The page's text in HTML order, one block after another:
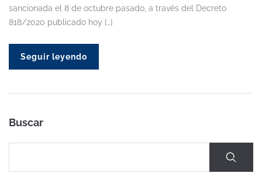
sancionada el 8 de octubre pasado, a través del Decreto
818/2020 publicado hoy […]
Seguir leyendo
Buscar